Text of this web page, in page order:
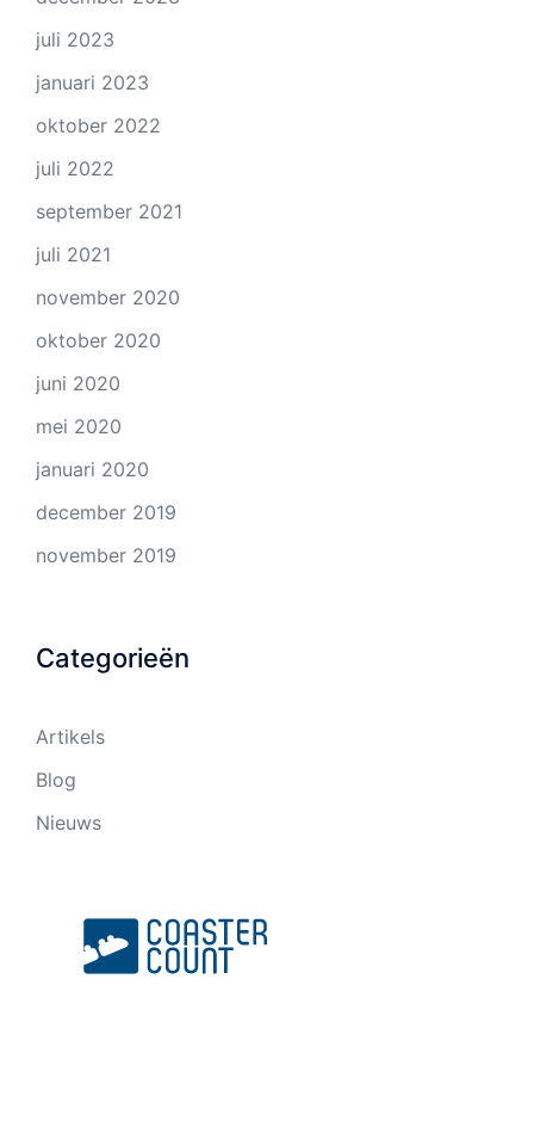
juli 2023
januari 2023
oktober 2022
juli 2022
september 2021
juli 2021
november 2020
oktober 2020
juni 2020
mei 2020
januari 2020
december 2019
november 2019
Categorieën
Artikels
Blog
Nieuws